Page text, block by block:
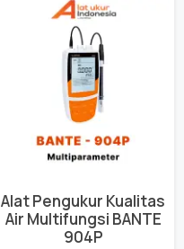
Alat Pengukur Kualitas
Air Multifungsi BANTE
904P